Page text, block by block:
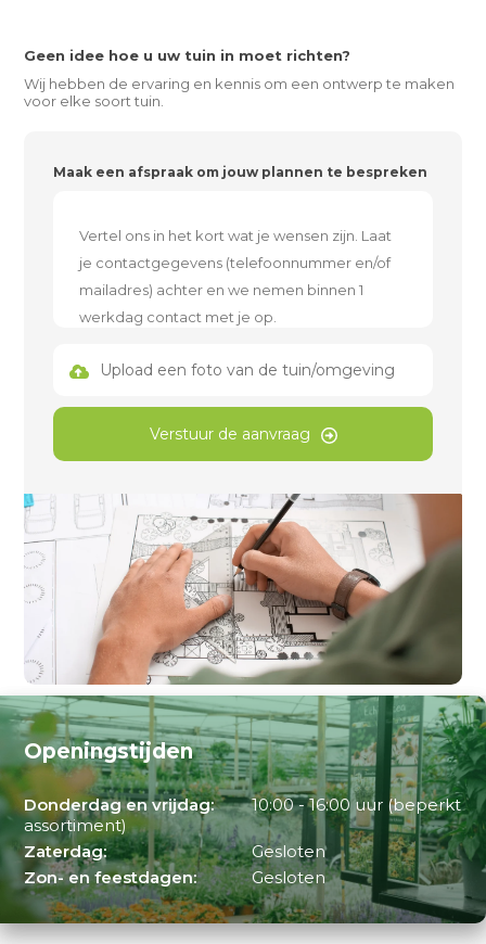
Geen idee hoe u uw tuin in moet richten?
Wij hebben de ervaring en kennis om een ontwerp te maken
voor elke soort tuin.
Maak een afspraak om jouw plannen te bespreken
Upload een foto van de tuin/omgeving
Verstuur de aanvraag
Openingstijden
Donderdag en vrijdag:
10:00 - 16:00 uur (beperkt
assortiment)
Zaterdag:
Gesloten
Zon- en feestdagen:
Gesloten